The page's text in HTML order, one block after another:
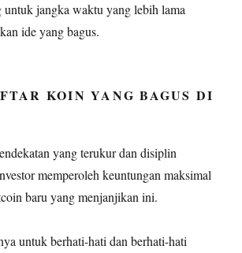
untuk jangka waktu yang lebih lama
ide yang bagus.
KOIN YANG BAGUS DI
yang terukur dan disiplin
memperoleh keuntungan maksimal
baru yang menjanjikan ini.
untuk berhati-hati dan berhati-hati